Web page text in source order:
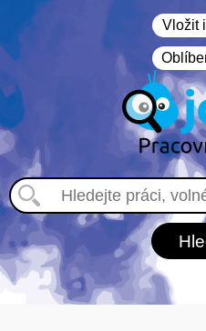
Vložit